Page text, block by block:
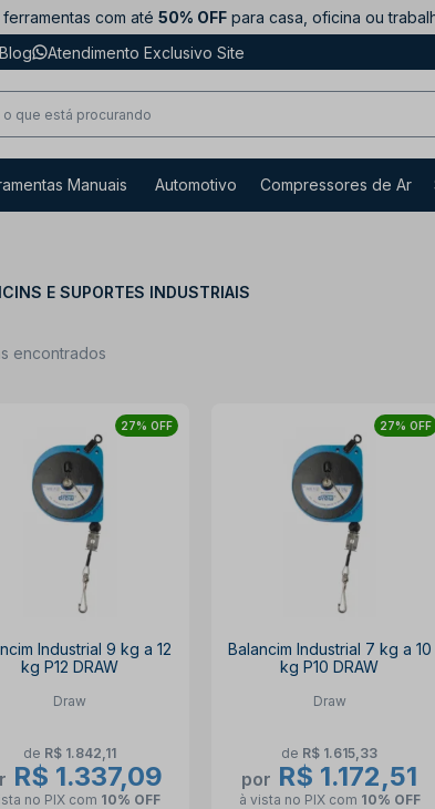
ferramentas com até 50% OFF para casa, oficina ou
Blog Atendimento Exclusivo Site
Manuais Automotivo Compressores de Ar
E SUPORTES INDUSTRIAIS
encontrados
27% OFF
Industrial 9 kg a 12
kg P12 DRAW
Draw
de R$ 1.842,11
R$ 1.337,09
no PIX com 10% OFF
27% OFF
Balancim Industrial 7 kg a 10
kg P10 DRAW
Draw
de R$ 1.615,33
por R$ 1.172,51
à vista no PIX com 10% OFF